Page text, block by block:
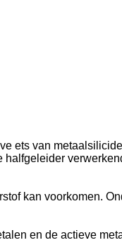
ets van
halfgeleider
kan voorkomen.
en de actieve